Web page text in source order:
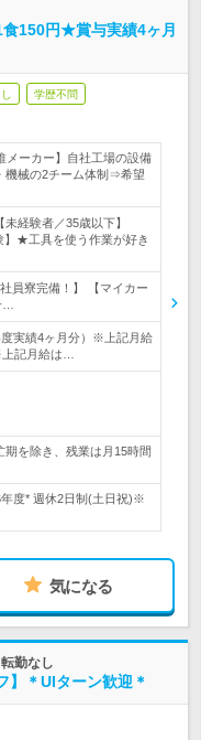
150円★賞与実績4ヶ月
学歴不問
メーカー】自社工場の設備
機械の2チーム体制⇒希望
経験者／35歳以下】
】★工具を使う作業が好き
員寮完備！】 【マイカー
度実績4ヶ月分）※上記月給
記月給は…
を除き、残業は月15時間
* 週休2日制(土日祝)※
気になる
勤なし
】＊UIターン歓迎＊